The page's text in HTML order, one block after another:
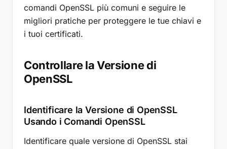
Verificare che le Tue Chiavi Corrispondano
Convertire i Formati dei Certificati
Elencare le Suite di Cifratura
Debugging e Risoluzione dei Problemi
Problemi Comuni di OpenSSL e Loro Soluzioni
Migliori Pratiche
Gestire in Modo Sicuro le Chiavi Private e i Certificati
Mantenere OpenSSL Aggiornato
comandi OpenSSL più comuni e seguire le
migliori pratiche per proteggere le tue chiavi e
i tuoi certificati.
Controllare la Versione di
OpenSSL
Identificare la Versione di OpenSSL
Usando i Comandi OpenSSL
Identificare quale versione di OpenSSL stai